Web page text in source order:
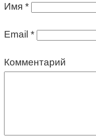
Имя *
Email *
Комментарий